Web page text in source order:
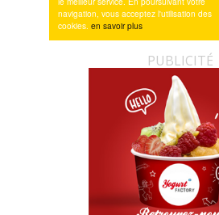
PUBLICITÉ